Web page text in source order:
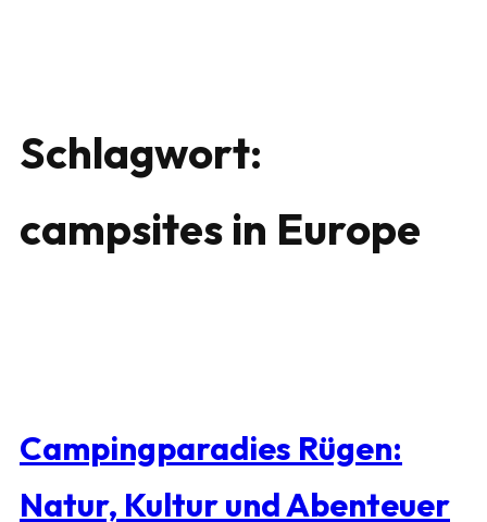
Schlagwort:
campsites in Europe
Campingparadies Rügen:
Natur, Kultur und Abenteuer